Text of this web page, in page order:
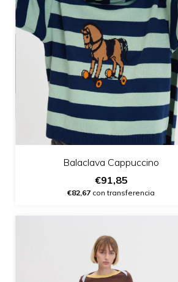
Balaclava Cappuccino
€91,85
€82,67 con transferencia